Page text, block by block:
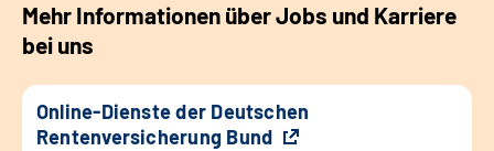
Mehr Informationen über Jobs und Karriere
bei uns
Online-Dienste der Deutschen
Rentenversicherung Bund